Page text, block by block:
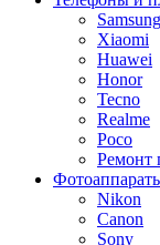
Samsung
Xiaomi
Huawei
Honor
Tecno
Realme
Poco
Ремонт
Nikon
Canon
Sony